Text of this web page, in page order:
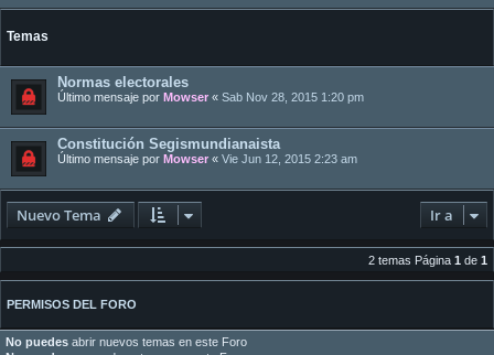
Temas
Normas electorales
Último mensaje por Mowser « Sab Nov 28, 2015 1:20 pm
Constitución Segismundianaista
Último mensaje por Mowser « Vie Jun 12, 2015 2:23 am
Nuevo Tema Ir a
2 temas Página 1 de 1
PERMISOS DEL FORO
No puedes abrir nuevos temas en este Foro